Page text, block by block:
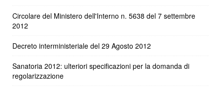
Circolare del Ministero dell'Interno n. 5638 del 7 settembre
2012
Decreto interministeriale del 29 Agosto 2012
Sanatoria 2012: ulteriori specificazioni per la domanda di
regolarizzazione